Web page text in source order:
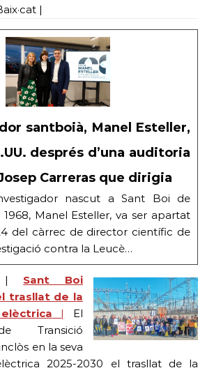
|
santboià, Manel Esteller,
després d’una auditoria
Carreras que dirigia
nascut a Sant Boi de
Manel Esteller, va ser apartat
del càrrec de director científic de
contra la Leucè…
Sant Boi
trasllat de la
|
El
Transició
en la seva
2025-2030 el trasllat de la